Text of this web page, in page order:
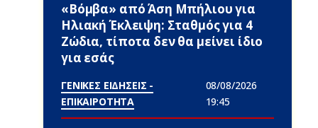
«Βόμβα» από Άση Μπήλιου για
Ηλιακή Έκλειψη: Σταθμός για 4
Zώδια, τίποτα δεν θα μείνει ίδιο
για εσάς
ΓΕΝΙΚΕΣ ΕΙΔΗΣΕΙΣ -
ΕΠΙΚΑΙΡΟΤΗΤΑ
08/08/2026
19:45